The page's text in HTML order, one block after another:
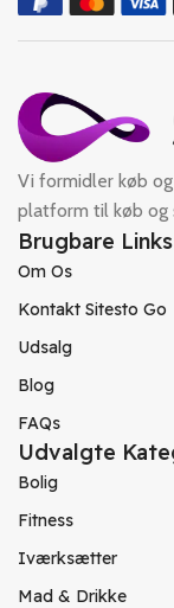
Vi formidler køb
platform til køb og
Brugbare Links
Om Os
Kontakt Sitesto Go
Udsalg
Blog
FAQs
Udvalgte
Bolig
Fitness
Iværksætter
Mad & Drikke